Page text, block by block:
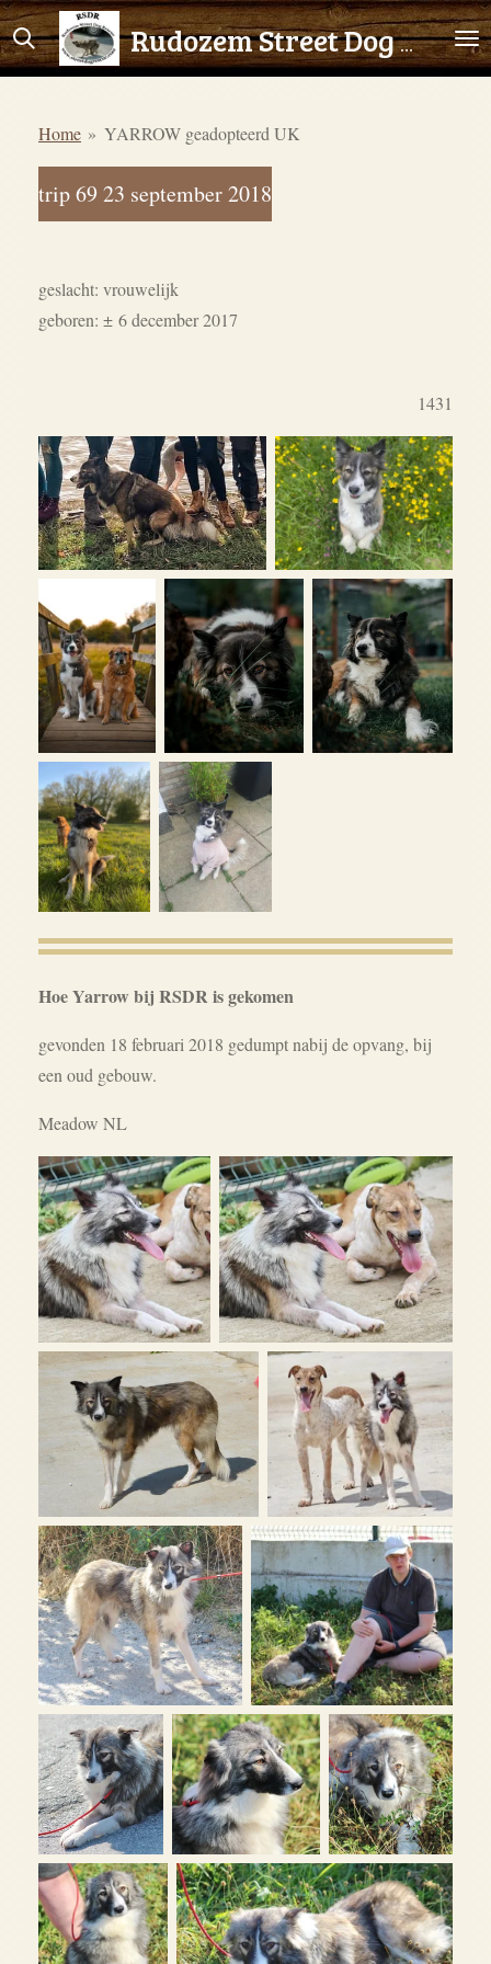
Ga
direct
hoofdinhoud
Rudozem Street Dog Rescue
Home » YARROW geadopteerd UK
trip 69 23 september 2018
geslacht: vrouwelijk
geboren: ± 6 december 2017
1431
Hoe Yarrow bij RSDR is gekomen
gevonden 18 februari 2018 gedumpt nabij de opvang, bij
een oud gebouw.
Meadow NL